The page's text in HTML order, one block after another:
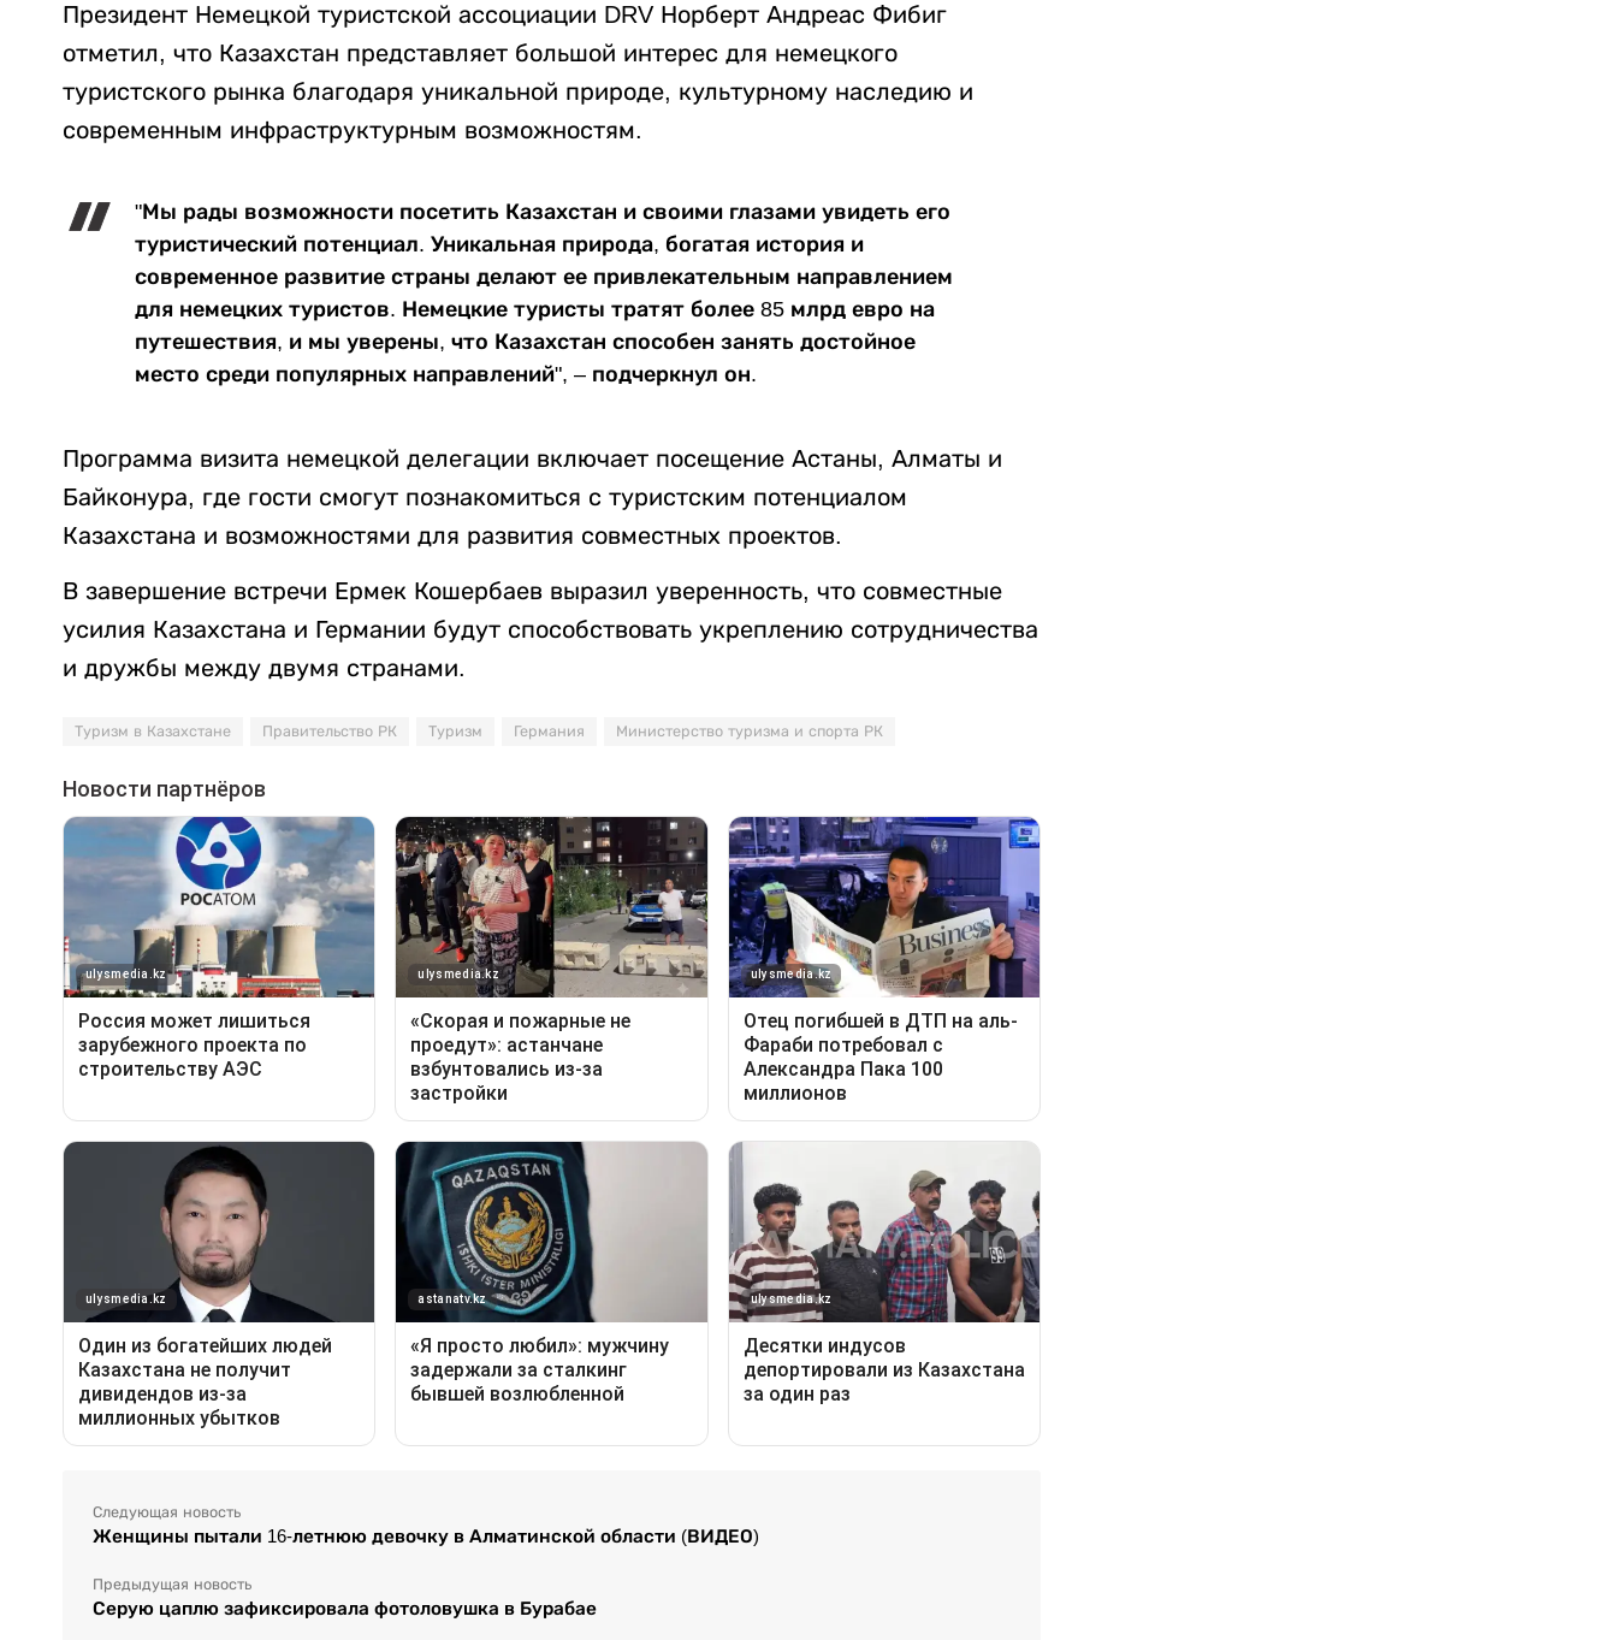
Президент Немецкой туристской ассоциации DRV Норберт Андреас Фибиг
отметил, что Казахстан представляет большой интерес для немецкого
туристского рынка благодаря уникальной природе, культурному наследию и
современным инфраструктурным возможностям.
"Мы рады возможности посетить Казахстан и своими глазами увидеть его
туристический потенциал. Уникальная природа, богатая история и
современное развитие страны делают ее привлекательным направлением
для немецких туристов. Немецкие туристы тратят более 85 млрд евро на
путешествия, и мы уверены, что Казахстан способен занять достойное
место среди популярных направлений", – подчеркнул он.
Программа визита немецкой делегации включает посещение Астаны, Алматы и
Байконура, где гости смогут познакомиться с туристским потенциалом
Казахстана и возможностями для развития совместных проектов.
В завершение встречи Ермек Кошербаев выразил уверенность, что совместные
усилия Казахстана и Германии будут способствовать укреплению сотрудничества
и дружбы между двумя странами.
Туризм в Казахстане Правительство РК Туризм Германия Министерство туризма и спорта РК
Следующая новость
Женщины пытали 16-летнюю девочку в Алматинской области (ВИДЕО)
Предыдущая новость
Серую цаплю зафиксировала фотоловушка в Бурабае